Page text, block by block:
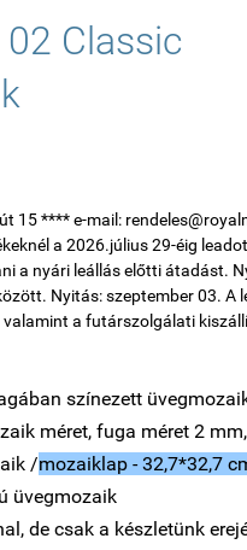
02 Classic
15 **** e-mail:
a 2026.július 29-éig
a nyári leállás előtti átadást.
Nyitás: szeptember 03. A
valamint a futárszolgálati
színezett
méret, fuga méret 2 mm,
/mozaiklap - 32,7*32,7
üvegmozaik
de csak a készletünk